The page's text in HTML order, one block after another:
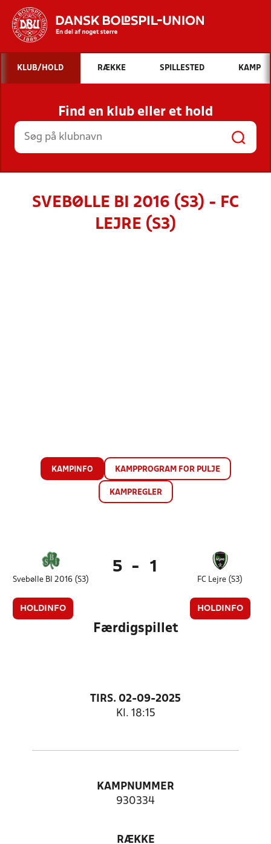
Hvad vil du søge efter?
INDHOLD OG NYHEDER
STILLINGER, RESULTATER, KLUBBER OG
HOLD
KLUB/HOLD RÆKKE SPILLESTED KAMP
Find en klub eller et hold
SVEBØLLE BI 2016 (S3) - FC
LEJRE (S3)
KAMPINFO KAMPPROGRAM FOR PULJE
KAMPREGLER
Svebølle BI 2016 (S3)
HOLDINFO
5 - 1
FC Lejre (S3)
HOLDINFO
Færdigspillet
TIRS. 02-09-2025
Kl. 18:15
KAMPNUMMER
930334
RÆKKE